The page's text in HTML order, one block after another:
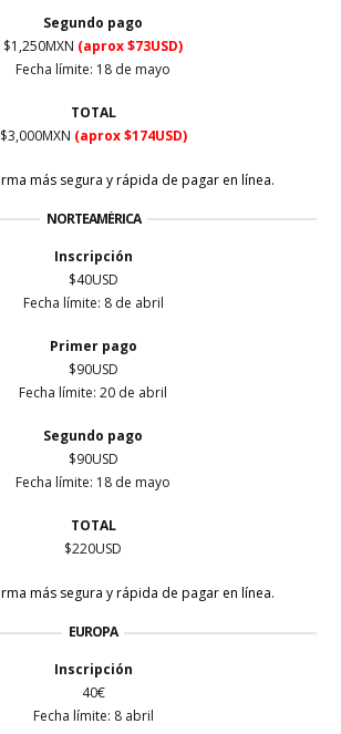
Segundo pago
$1,250MXN (aprox $73USD)
Fecha límite: 18 de mayo
TOTAL
$3,000MXN (aprox $174USD)
NORTEAMÉRICA
Inscripción
$40USD
Fecha límite: 8 de abril
Primer pago
$90USD
Fecha límite: 20 de abril
Segundo pago
$90USD
Fecha límite: 18 de mayo
TOTAL
$220USD
EUROPA
Inscripción
40€
Fecha límite: 8 abril